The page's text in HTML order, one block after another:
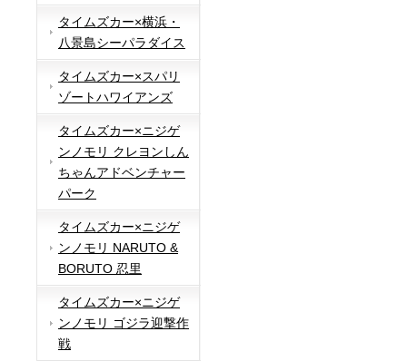
タイムズカー×横浜・
八景島シーパラダイス
タイムズカー×スパリ
ゾートハワイアンズ
タイムズカー×ニジゲ
ンノモリ クレヨンしん
ちゃんアドベンチャー
パーク
タイムズカー×ニジゲ
ンノモリ NARUTO &
BORUTO 忍里
タイムズカー×ニジゲ
ンノモリ ゴジラ迎撃作
戦